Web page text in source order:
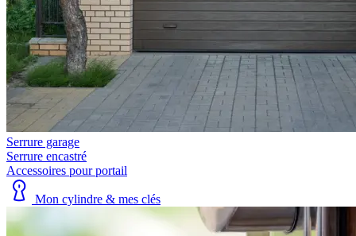
Serrure garage
Serrure encastré
Accessoires pour portail
Mon cylindre & mes clés